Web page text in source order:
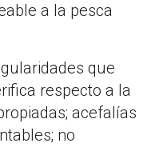
a la pesca
que
respecto a la
acefalías
no